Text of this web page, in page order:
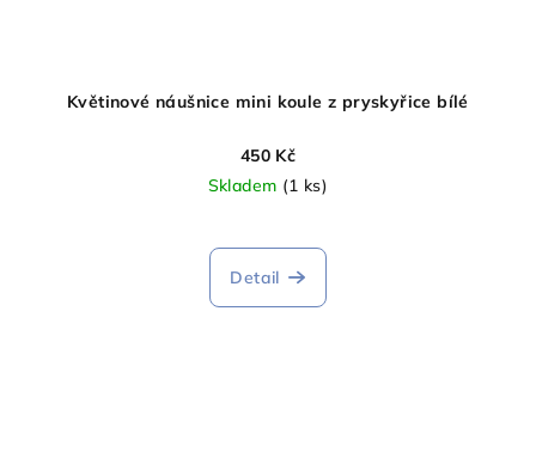
Květinové náušnice mini koule z pryskyřice bílé
450 Kč
Skladem (1 ks)
Detail